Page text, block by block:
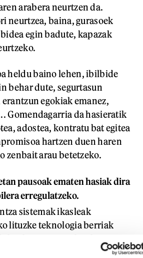
arabera neurtzen da.
neurtzea, baina, gurasoek
egin badute, kapazak
heldu baino lehen, ibilbide
behar dute, segurtasun
egokiak emanez,
Gomendagarria da hasieratik
adostea, kontratu bat egitea
hartzen duen haren
zenbait arau betetzeko.
pausoak ematen hasiak dira
erregulatzeko.
sistemak ikasleak
lituzke teknologia berriak
uztearen aldekoa, nahiz eta